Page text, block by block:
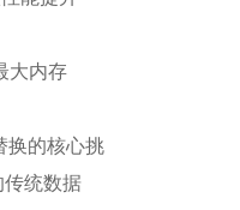
大内存
换的核心挑
传统数据